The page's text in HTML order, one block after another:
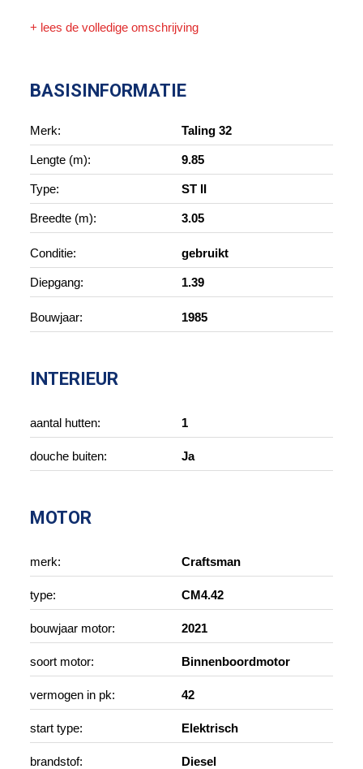
+ lees de volledige omschrijving
BASISINFORMATIE
Merk: Taling 32
Lengte (m): 9.85
Type: ST II
Breedte (m): 3.05
Conditie: gebruikt
Diepgang: 1.39
Bouwjaar: 1985
INTERIEUR
aantal hutten: 1
douche buiten: Ja
MOTOR
merk: Craftsman
type: CM4.42
bouwjaar motor: 2021
soort motor: Binnenboordmotor
vermogen in pk: 42
start type: Elektrisch
brandstof: Diesel